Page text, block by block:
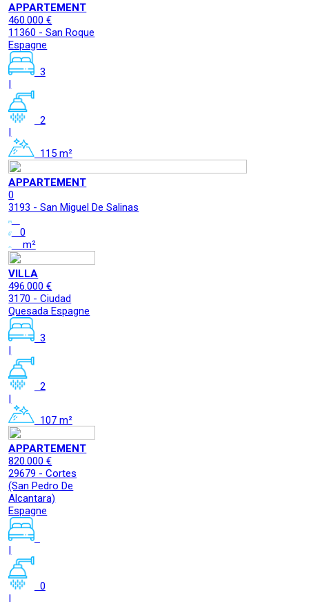
APPARTEMENT
460.000 €
11360 - San Roque
Espagne
3
|
2
115 m²
APPARTEMENT
0
3193 - San Miguel De Salinas
0
m²
VILLA
496.000 €
3170 - Ciudad
Quesada Espagne
3
|
2
|
107 m²
APPARTEMENT
820.000 €
29679 - Cortes
(San Pedro De
Alcantara)
Espagne
0
|